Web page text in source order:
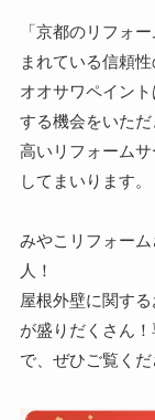
「京都のリフォ
まれている信頼
オオサワペイン
する機会をいた
高いリフォーム
してまいります。
みやこリフォー
人！
屋根外壁に関す
が盛りだくさん
で、ぜひご覧くだ